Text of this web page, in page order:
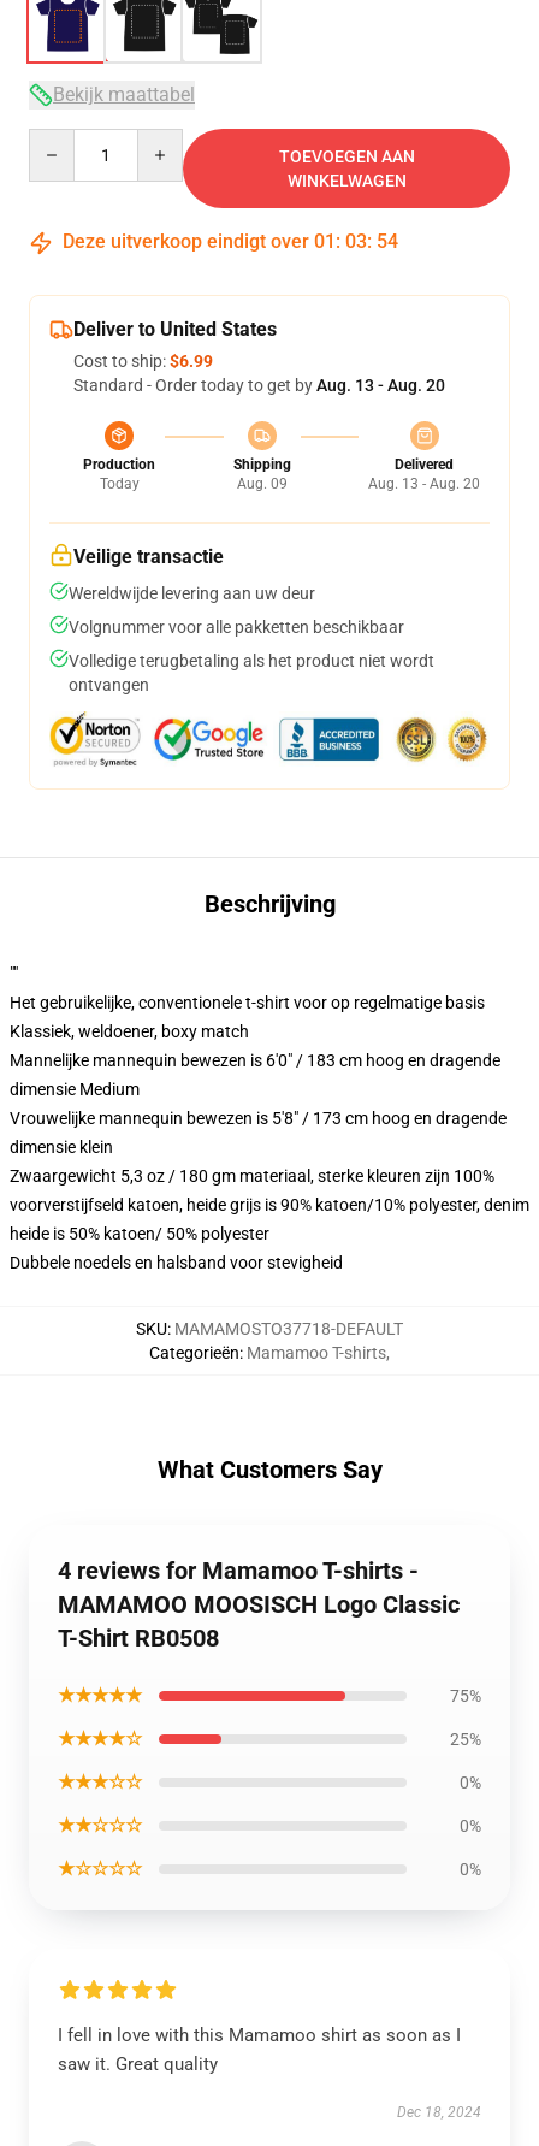
Bekijk maattabel
TOEVOEGEN AAN
WINKELWAGEN
Deze uitverkoop eindigt over 01 : 03: 54
Deliver to United States
Cost to ship:$6.99
Standard - Order today to get byAug. 13 - Aug. 20
Production
Today
Shipping
Aug. 09
Delivered
Aug. 13 - Aug. 20
Veilige transactie
Wereldwijde levering aan uw deur
Volgnummer voor alle pakketten beschikbaar
Volledige terugbetaling als het product niet wordt
ontvangen
Beschrijving
""
Het gebruikelijke, conventionele t-shirt voor op regelmatige basis
Klassiek, weldoener, boxy match
Mannelijke mannequin bewezen is 6'0" / 183 cm hoog en dragende
dimensie Medium
Vrouwelijke mannequin bewezen is 5'8" / 173 cm hoog en dragende
dimensie klein
Zwaargewicht 5,3 oz / 180 gm materiaal, sterke kleuren zijn 100%
voorverstijfseld katoen, heide grijs is 90% katoen/10% polyester, denim
heide is 50% katoen/ 50% polyester
Dubbele noedels en halsband voor stevigheid
SKU: MAMAMOSTO37718-DEFAULT
Categorieën: Mamamoo T-shirts,
What Customers Say
4 reviews for Mamamoo T-shirts -
MAMAMOO MOOSISCH Logo Classic
T-Shirt RB0508
★★★★★ 75%
★★★★☆ 25%
★★★☆☆ 0%
★★☆☆☆ 0%
★☆☆☆☆ 0%
I fell in love with this Mamamoo shirt as soon as I
saw it. Great quality
Dec 18, 2024